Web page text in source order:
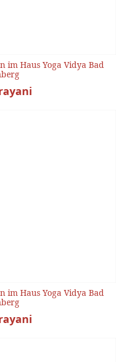
im Haus Yoga Vidya Bad
im Haus Yoga Vidya Bad